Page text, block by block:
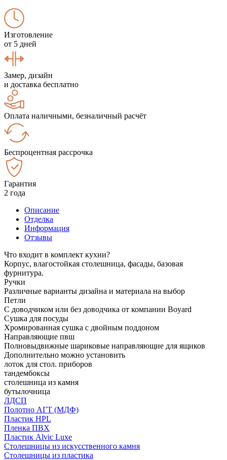
Изготовление
от 5 дней
Замер, дизайн
и доставка бесплатно
Оплата наличными, безналичный расчёт
Беспроцентная рассрочка
Гарантия
2 года
Описание
Отделка
Информация
Отзывы
Что входит в комплект кухни?
Корпус, влагостойкая столешница, фасады, базовая
фурнитура.
Ручки
Различные варианты дизайна и материала на выбор
Петли
С доводчиком или без доводчика от компании Boyard
Сушка для посуды
Хромированная сушка с двойным поддоном
Направляющие пвш
Полновыдвижные шариковые направляющие для ящиков
Дополнительно можно установить
лоток для стол. приборов
тандембоксы
столешница из камня
бутылочница
ЛДСП
Полотно АГТ (МДФ)
Пластик HPL
Пленка ПВХ
Пластик Alvic Luxe
Столешницы из искусственного камня
Столешницы из пластика